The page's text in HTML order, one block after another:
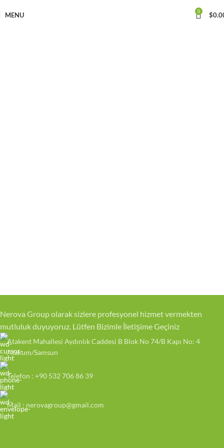
MENU 0 $
Nerova Group olarak sizlere profesyonel hizmet vermekten
mutluluk duyuyoruz. Lütfen Bizimle İletişime Geçiniz
Atakent Mahallesi Aydınlık Caddesi B Blok No 74/B Kapı No: 4
Atakum/Samsun
Telefon : +90 532 706 86 39
Mail : nerovagroup@gmail.com